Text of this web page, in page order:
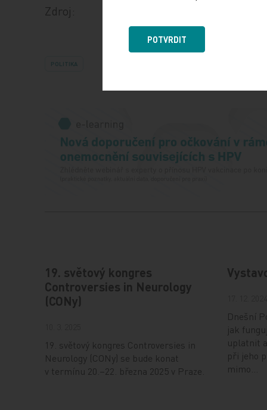
Zdroj:
POLITIKA
19. světový kongres
Controversies in Neurology
(CONy)
19. světový kongres Controversies in
Neurology (CONy) se bude konat
v termínu 20.–22. března 2025 v Praze.
Dnešní
jak
uplatnit
při jeho
mimo…
POTVRDIT